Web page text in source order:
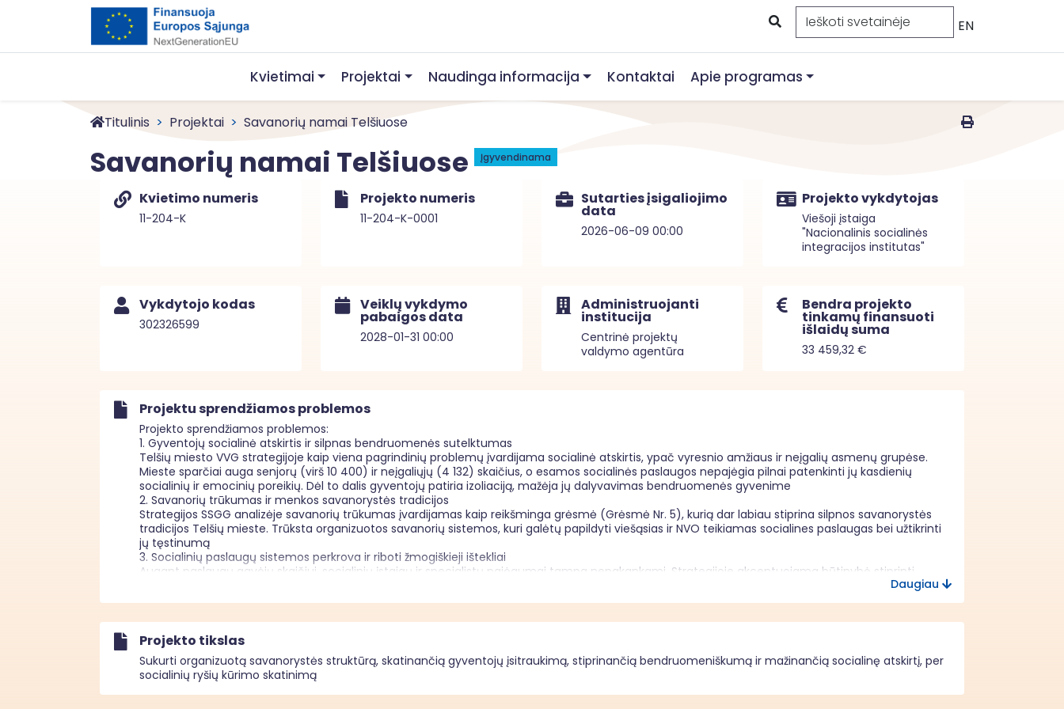
EN
Kvietimai Projektai Naudinga informacija Kontaktai Apie programas
Titulinis Projektai Savanorių namai Telšiuose
Savanorių namai Telšiuose Įgyvendinama
Kvietimo numeris
11-204-K
Projekto numeris
11-204-K-0001
Sutarties įsigaliojimo
data
2026-06-09 00:00
Projekto vykdytojas
Viešoji įstaiga
"Nacionalinis socialinės
integracijos institutas"
Vykdytojo kodas
302326599
Veiklų vykdymo
pabaigos data
2028-01-31 00:00
Administruojanti
institucija
Centrinė projektų
valdymo agentūra
Bendra projekto
tinkamų finansuoti
išlaidų suma
33 459,32 €
Projektu sprendžiamos problemos
Projekto sprendžiamos problemos:
1. Gyventojų socialinė atskirtis ir silpnas bendruomenės sutelktumas
Telšių miesto VVG strategijoje kaip viena pagrindinių problemų įvardijama socialinė atskirtis, ypač vyresnio amžiaus ir neįgalių asmenų grupėse.
Mieste sparčiai auga senjorų (virš 10 400) ir neįgaliųjų (4 132) skaičius, o esamos socialinės paslaugos nepajėgia pilnai patenkinti jų kasdienių
socialinių ir emocinių poreikių. Dėl to dalis gyventojų patiria izoliaciją, mažėja jų dalyvavimas bendruomenės gyvenime
2. Savanorių trūkumas ir menkos savanorystės tradicijos
Strategijos SSGG analizėje savanorių trūkumas įvardijamas kaip reikšminga grėsmė (Grėsmė Nr. 5), kurią dar labiau stiprina silpnos savanorystės
tradicijos Telšių mieste. Trūksta organizuotos savanorių sistemos, kuri galėtų papildyti viešąsias ir NVO teikiamas socialines paslaugas bei užtikrinti
jų tęstinumą
3. Socialinių paslaugų sistemos perkrova ir riboti žmogiškieji ištekliai
Augant paslaugų gavėjų skaičiui, socialinių įstaigų ir specialistų pajėgumai tampa nepakankami. Strategijoje akcentuojama būtinybė stiprinti
bendruomenės vaidmenį, kad būtų užpildytos spragos tarp formalių paslaugų ir realių individualių asmenų poreikių, ypač kasdienėje pagalboje,
palydėjime ir emociniame palaikyme
galimybių prasmingai įsitraukti į bendruomenės veiklas. Tai didina jų pačių socialinės atskirties riziką ir kartu reiškia neišnaudotą žmogiškąjį
potencialą miestui.
Projekte įvardintos problemos bus sprendžiamos per šias veiklas:
Aprašo 2.1.1.3.	 - socialinę atskirtį patiriančių gyventojų socialinių ryšių bendruomenėje stiprinimas ;
Daugiau
Projekto tikslas
Sukurti organizuotą savanorystės struktūrą, skatinančią gyventojų įsitraukimą, stiprinančią bendruomeniškumą ir mažinančią socialinę atskirtį, per
socialinių ryšių kūrimo skatinimą